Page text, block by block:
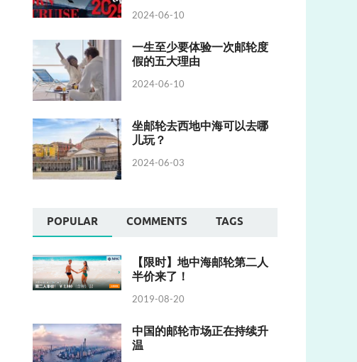
2024-06-10
一生至少要体验一次邮轮度
假的五大理由
2024-06-10
坐邮轮去西地中海可以去哪
儿玩？
2024-06-03
POPULAR COMMENTS TAGS
【限时】地中海邮轮第二人
半价来了！
2019-08-20
中国的邮轮市场正在持续升
温